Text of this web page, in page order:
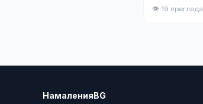
👁 19 прегледа
НамаленияBG